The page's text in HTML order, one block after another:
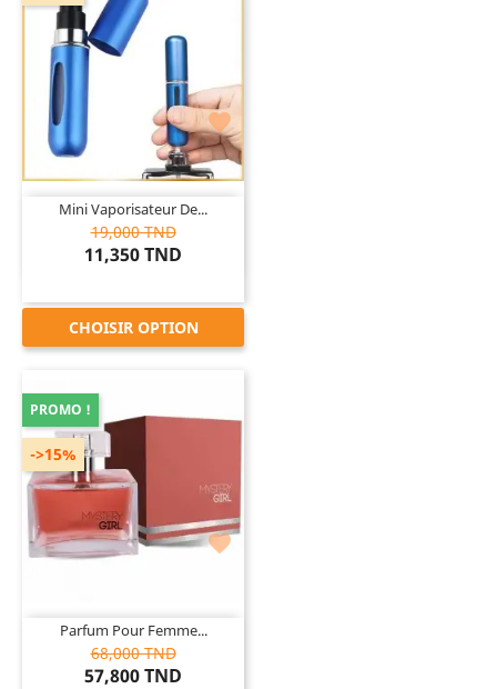

Mini Vaporisateur De...
19,000 TND
11,350 TND
CHOISIR OPTION

Parfum Pour Femme...
68,000 TND
57,800 TND
PROMO !
->15%